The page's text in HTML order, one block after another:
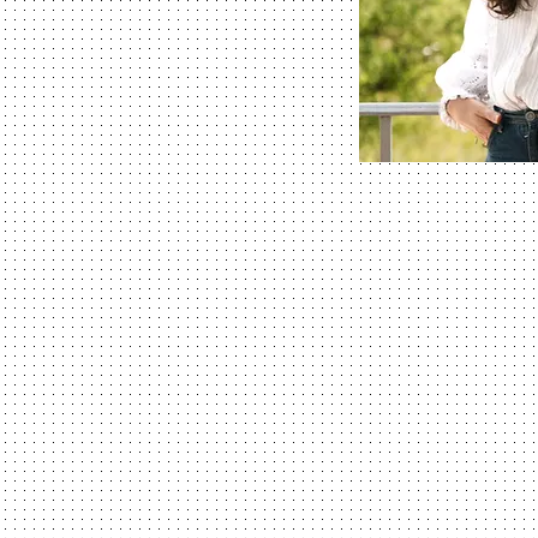
douceur, créativité, joie
vos espaces de vie pour qu'ils
de l'énergie.
corporelle
pas, à libérer vos tensions et à
rencontres nourrissent ma
la poésie, la danse et le
est la promesse d'une aventure
nécessité de prendre soin de